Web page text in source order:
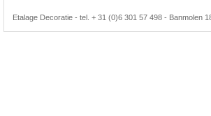
Etalage Decoratie - tel. + 31 (0)6 301 57 498 - Banmolen